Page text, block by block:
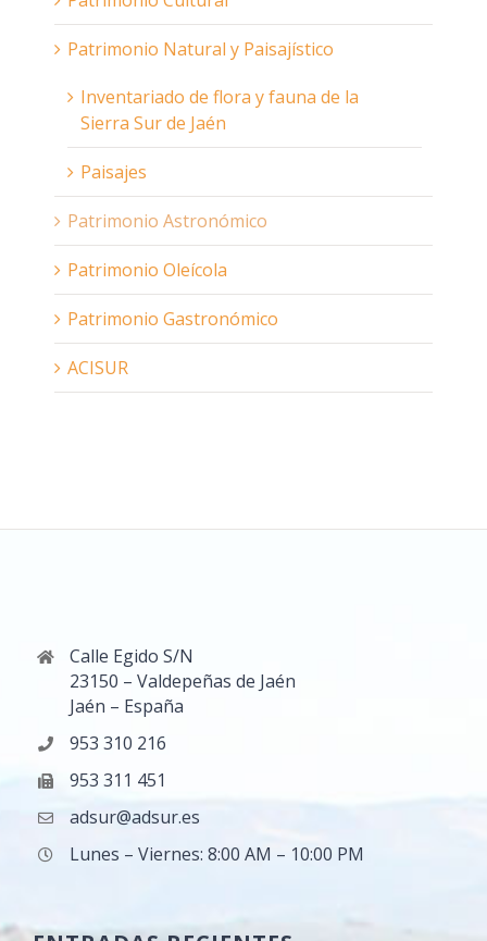
Patrimonio Natural y Paisajístico
Inventariado de flora y fauna de la
Sierra Sur de Jaén
Paisajes
Patrimonio Astronómico
Patrimonio Oleícola
Patrimonio Gastronómico
ACISUR
Calle Egido S/N
23150 – Valdepeñas de Jaén
Jaén – España
953 310 216
953 311 451
adsur@adsur.es
Lunes – Viernes: 8:00 AM – 10:00 PM